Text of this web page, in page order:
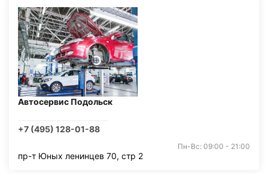
Автосервис Подольск
+7 (495) 128-01-88
Пн-Вс: 09:00 - 21:00
пр-т Юных ленинцев 70, стр 2